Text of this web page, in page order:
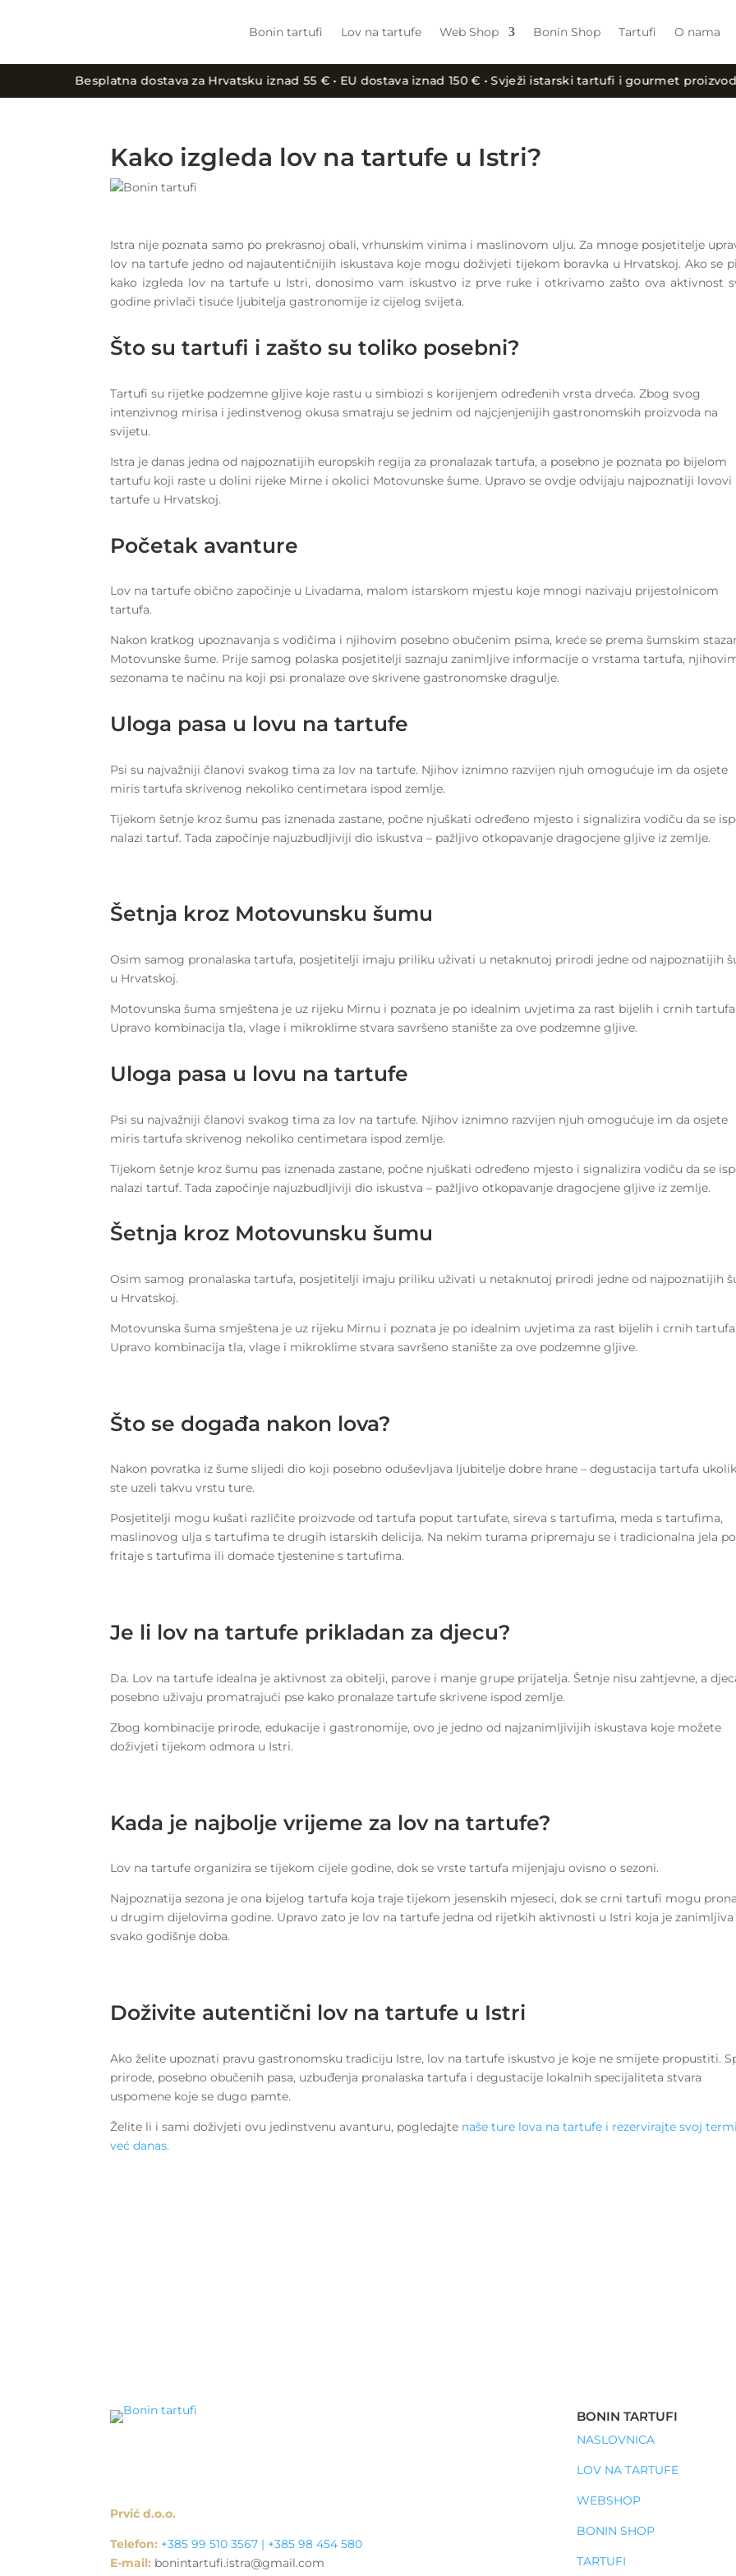
Bonin tartufi Lov na tartufe Web Shop Bonin Shop Tartufi O nama
Besplatna dostava za Hrvatsku iznad 55 € • EU dostava iznad 150 € • Svježi istarski tartufi i gourmet proizvodi •
Kako izgleda lov na tartufe u Istri?
Istra nije poznata samo po prekrasnoj obali, vrhunskim vinima i maslinovom ulju. Za mnoge posjetitelje
lov na tartufe jedno od najautentičnijih iskustava koje mogu doživjeti tijekom boravka u Hrvatskoj. Ako se
kako izgleda lov na tartufe u Istri, donosimo vam iskustvo iz prve ruke i otkrivamo zašto ova aktivnost
godine privlači tisuće ljubitelja gastronomije iz cijelog svijeta.
Što su tartufi i zašto su toliko posebni?
Tartufi su rijetke podzemne gljive koje rastu u simbiozi s korijenjem određenih vrsta drveća. Zbog svog
intenzivnog mirisa i jedinstvenog okusa smatraju se jednim od najcjenjenijih gastronomskih proizvoda na
svijetu.
Istra je danas jedna od najpoznatijih europskih regija za pronalazak tartufa, a posebno je poznata po bijelom
tartufu koji raste u dolini rijeke Mirne i okolici Motovunske šume. Upravo se ovdje odvijaju najpoznatiji lovovi
tartufe u Hrvatskoj.
Početak avanture
Lov na tartufe obično započinje u Livadama, malom istarskom mjestu koje mnogi nazivaju prijestolnicom
tartufa.
Nakon kratkog upoznavanja s vodičima i njihovim posebno obučenim psima, kreće se prema šumskim
Motovunske šume. Prije samog polaska posjetitelji saznaju zanimljive informacije o vrstama tartufa,
sezonama te načinu na koji psi pronalaze ove skrivene gastronomske dragulje.
Uloga pasa u lovu na tartufe
Psi su najvažniji članovi svakog tima za lov na tartufe. Njihov iznimno razvijen njuh omogućuje im da osjete
miris tartufa skrivenog nekoliko centimetara ispod zemlje.
Tijekom šetnje kroz šumu pas iznenada zastane, počne njuškati određeno mjesto i signalizira vodiču da se
nalazi tartuf. Tada započinje najuzbudljiviji dio iskustva – pažljivo otkopavanje dragocjene gljive iz zemlje.
Šetnja kroz Motovunsku šumu
Osim samog pronalaska tartufa, posjetitelji imaju priliku uživati u netaknutoj prirodi jedne od najpoznatijih
u Hrvatskoj.
Motovunska šuma smještena je uz rijeku Mirnu i poznata je po idealnim uvjetima za rast bijelih i crnih tartufa.
Upravo kombinacija tla, vlage i mikroklime stvara savršeno stanište za ove podzemne gljive.
Uloga pasa u lovu na tartufe
Psi su najvažniji članovi svakog tima za lov na tartufe. Njihov iznimno razvijen njuh omogućuje im da osjete
miris tartufa skrivenog nekoliko centimetara ispod zemlje.
Tijekom šetnje kroz šumu pas iznenada zastane, počne njuškati određeno mjesto i signalizira vodiču da se
nalazi tartuf. Tada započinje najuzbudljiviji dio iskustva – pažljivo otkopavanje dragocjene gljive iz zemlje.
Šetnja kroz Motovunsku šumu
Osim samog pronalaska tartufa, posjetitelji imaju priliku uživati u netaknutoj prirodi jedne od najpoznatijih
u Hrvatskoj.
Motovunska šuma smještena je uz rijeku Mirnu i poznata je po idealnim uvjetima za rast bijelih i crnih tartufa.
Upravo kombinacija tla, vlage i mikroklime stvara savršeno stanište za ove podzemne gljive.
Što se događa nakon lova?
Nakon povratka iz šume slijedi dio koji posebno oduševljava ljubitelje dobre hrane – degustacija tartufa
ste uzeli takvu vrstu ture.
Posjetitelji mogu kušati različite proizvode od tartufa poput tartufate, sireva s tartufima, meda s tartufima,
maslinovog ulja s tartufima te drugih istarskih delicija. Na nekim turama pripremaju se i tradicionalna jela
fritaje s tartufima ili domaće tjestenine s tartufima.
Je li lov na tartufe prikladan za djecu?
Da. Lov na tartufe idealna je aktivnost za obitelji, parove i manje grupe prijatelja. Šetnje nisu zahtjevne, a
posebno uživaju promatrajući pse kako pronalaze tartufe skrivene ispod zemlje.
Zbog kombinacije prirode, edukacije i gastronomije, ovo je jedno od najzanimljivijih iskustava koje možete
doživjeti tijekom odmora u Istri.
Kada je najbolje vrijeme za lov na tartufe?
Lov na tartufe organizira se tijekom cijele godine, dok se vrste tartufa mijenjaju ovisno o sezoni.
Najpoznatija sezona je ona bijelog tartufa koja traje tijekom jesenskih mjeseci, dok se crni tartufi mogu
u drugim dijelovima godine. Upravo zato je lov na tartufe jedna od rijetkih aktivnosti u Istri koja je zanimljiva
svako godišnje doba.
Doživite autentični lov na tartufe u Istri
Ako želite upoznati pravu gastronomsku tradiciju Istre, lov na tartufe iskustvo je koje ne smijete propustiti.
prirode, posebno obučenih pasa, uzbuđenja pronalaska tartufa i degustacije lokalnih specijaliteta stvara
uspomene koje se dugo pamte.
Želite li i sami doživjeti ovu jedinstvenu avanturu, pogledajte naše ture lova na tartufe i rezervirajte svoj
već danas.
Prvić d.o.o.
Telefon: +385 99 510 3567 | +385 98 454 580
E-mail: bonintartufi.istra@gmail.com
BONIN TARTUFI
NASLOVNICA
LOV NA TARTUFE
WEBSHOP
BONIN SHOP
TARTUFI